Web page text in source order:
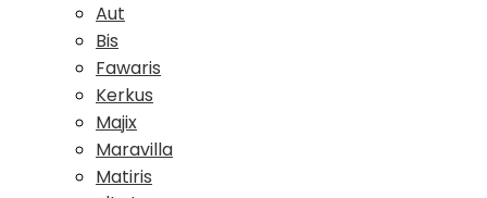
Aut
Bis
Fawaris
Kerkus
Majix
Maravilla
Matiris